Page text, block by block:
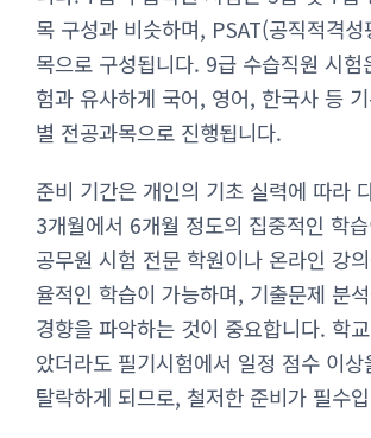
목 구성과 비슷하며, PSAT(공직적격
목으로 구성됩니다. 9급 수습직원 시험
험과 유사하게 국어, 영어, 한국사 등
별 전공과목으로 진행됩니다.
준비 기간은 개인의 기초 실력에 따라
3개월에서 6개월 정도의 집중적인 학
공무원 시험 전문 학원이나 온라인 강
율적인 학습이 가능하며, 기출문제 분
경향을 파악하는 것이 중요합니다. 학
았더라도 필기시험에서 일정 점수 이상
탈락하게 되므로, 철저한 준비가 필수